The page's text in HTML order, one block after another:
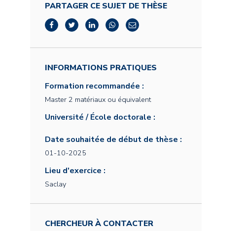
PARTAGER CE SUJET DE THÈSE
INFORMATIONS PRATIQUES
Formation recommandée :
Master 2 matériaux ou équivalent
Université / École doctorale :
Date souhaitée de début de thèse :
01-10-2025
Lieu d'exercice :
Saclay
CHERCHEUR À CONTACTER